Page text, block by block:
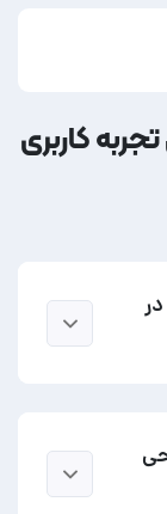
کاربری